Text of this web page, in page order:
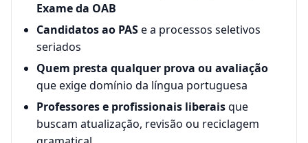
Exame da OAB
Candidatos ao PASe a processos seletivos
seriados
Quem presta qualquer prova ou avaliação
que exige domínio da língua portuguesa
Professores e profissionais liberaisque
buscam atualização, revisão ou reciclagem